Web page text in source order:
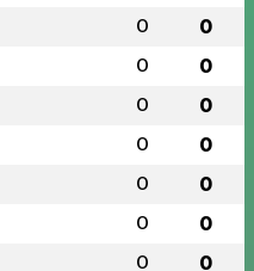
0 0
0 0
0 0
0 0
0 0
0 0
0 0